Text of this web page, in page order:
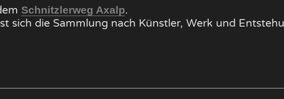
Schnitzlerweg Axalp.
sich die Sammlung nach Künstler, Werk und